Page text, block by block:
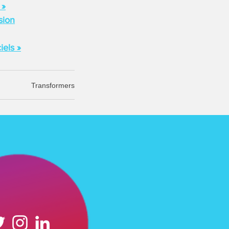
»
Transformers